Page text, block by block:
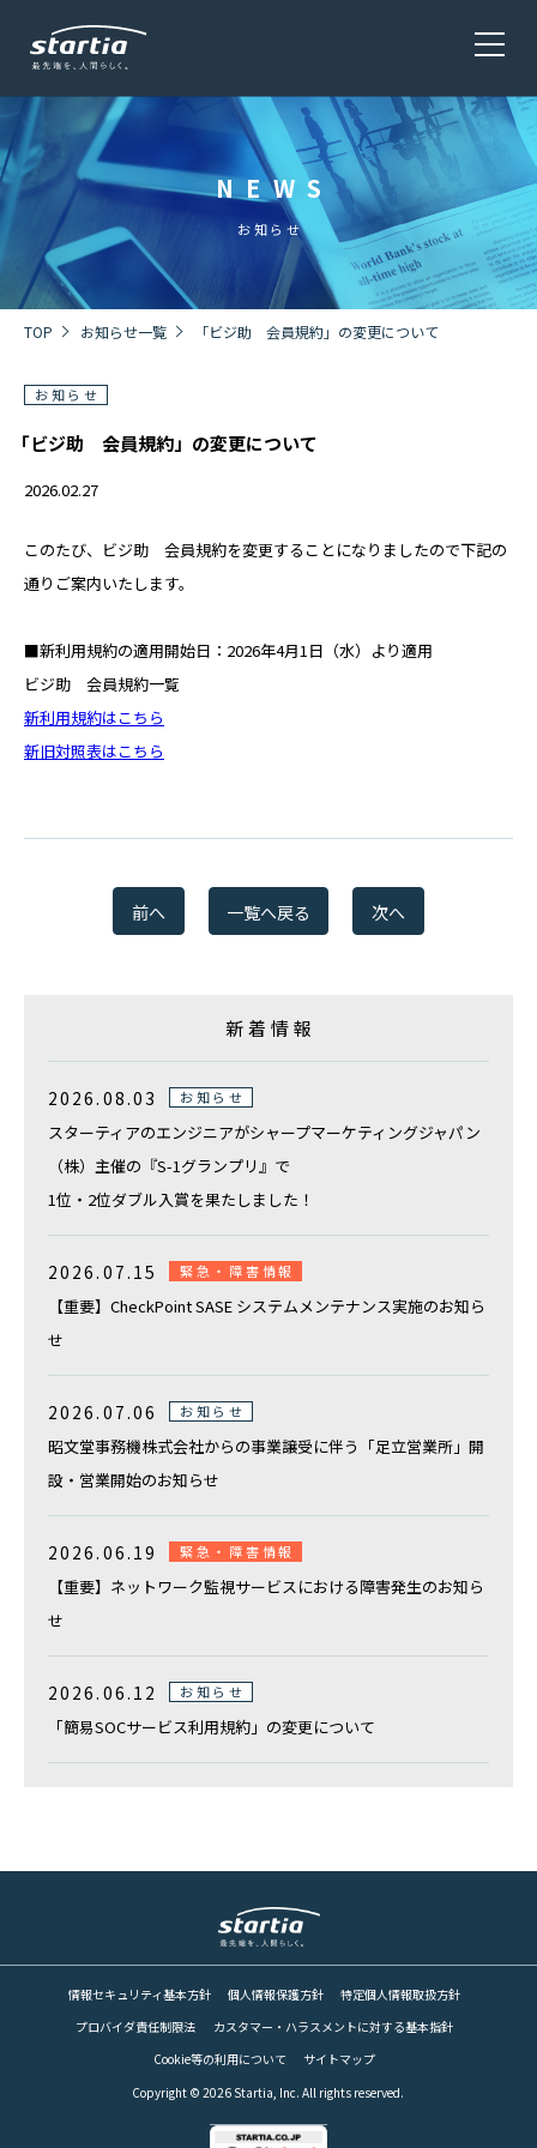
サービス
SERVICE
会社概要
COMPANY
IR・CSR
RECRUIT
パートナー募集
PARTNER
Web請求書
CONTACT
オフィス移転や新設のご相談はこちらから
その他のお問合せ
電話でのお問い合わせ
総合案内
0120-739-019
※受付時間 平日 09:00〜18:00
定休日：土日祝祭日・その他弊社指定の休日による
NEWS
お知らせ
TOP お知らせ一覧 「ビジ助 会員規約」の変更について
お知らせ
「ビジ助 会員規約」の変更について
2026.02.27
このたび、ビジ助 会員規約を変更することになりましたので下記の
通りご案内いたします。
■新利用規約の適用開始日：2026年4月1日（水）より適用
ビジ助 会員規約一覧
新利用規約はこちら
新旧対照表はこちら
前へ 一覧へ戻る 次へ
新着情報
2026.08.03 お知らせ
スターティアのエンジニアがシャープマーケティングジャパン
（株）主催の『S-1グランプリ』で
1位・2位ダブル入賞を果たしました！
2026.07.15 緊急・障害情報
【重要】CheckPoint SASE システムメンテナンス実施のお知ら
せ
2026.07.06 お知らせ
昭文堂事務機株式会社からの事業譲受に伴う「足立営業所」開
設・営業開始のお知らせ
2026.06.19 緊急・障害情報
【重要】ネットワーク監視サービスにおける障害発生のお知ら
せ
2026.06.12 お知らせ
「簡易SOCサービス利用規約」の変更について
情報セキュリティ基本方針 個人情報保護方針
特定個人情報取扱方針
プロバイダ責任制限法
カスタマー・ハラスメントに対する基本指針
Cookie等の利用について
サイトマップ
Copyright © 2026 Startia, Inc. All rights reserved.